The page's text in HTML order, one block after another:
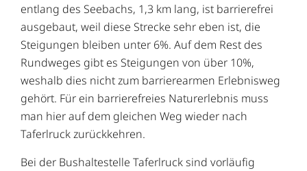
entlang des Seebachs, 1,3 km lang, ist barrierefrei
ausgebaut, weil diese Strecke sehr eben ist, die
Steigungen bleiben unter 6%. Auf dem Rest des
Rundweges gibt es Steigungen von über 10%,
weshalb dies nicht zum barrierearmen Erlebnisweg
gehört. Für ein barrierefreies Naturerlebnis muss
man hier auf dem gleichen Weg wieder nach
Taferlruck zurückkehren.
Bei der Bushaltestelle Taferlruck sind vorläufig